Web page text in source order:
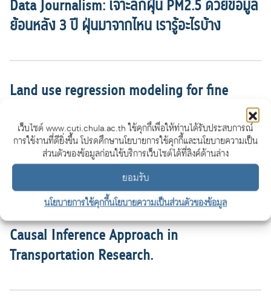
เว็บไซต์ www.cuti.chula.ac.th ใช้คุกกี้เพื่อให้ท่านได้รับประสบการณ์
การใช้งานที่ดียิ่งขึ้น โปรดศึกษานโยบายการใช้คุกกี้และนโยบายความเป็น
ส่วนตัวของข้อมูลก่อนใช้บริการเว็บไซต์ได้ที่ลิงค์ด้านล่าง
ยอมรับ
นโยบายการใช้คุกกี้นโยบายความเป็นส่วนตัวของข้อมูล
Data Journalism: เจาะลึกฝุ่น PM2.5 ด้วยข้อมูล
ย้อนหลัง 3 ปี ฝุ่นมาจากไหน เรารู้อะไรบ้าง
Land use regression modeling for fine
particulate matters in Bangkok, Thailand,
using time-variant predictors: Effects of
seasonal factors, open biomass burning,
and traffic-related factors
Causal Inference Approach in
Transportation Research.